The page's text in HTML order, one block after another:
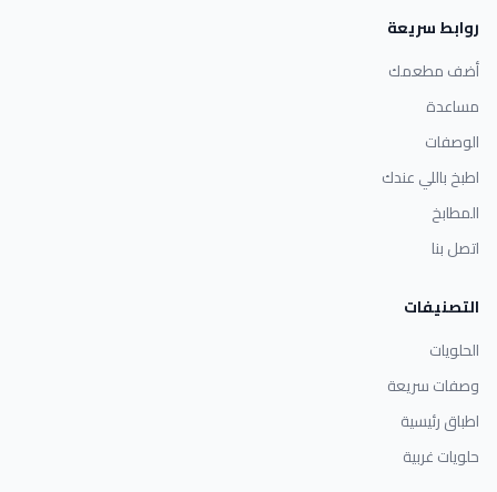
روابط سريعة
أضف مطعمك
مساعدة
الوصفات
اطبخ باللي عندك
المطابخ
اتصل بنا
التصنيفات
الحلويات
وصفات سريعة
اطباق رئيسية
حلويات غربية